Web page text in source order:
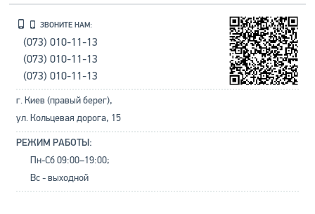
ЗВОНИТЕ НАМ:
(073) 010-11-13
(073) 010-11-13
(073) 010-11-13
г. Киев (правый берег),
ул. Кольцевая дорога, 15
РЕЖИМ РАБОТЫ:
Пн-Сб 09:00–19:00;
Вс - выходной